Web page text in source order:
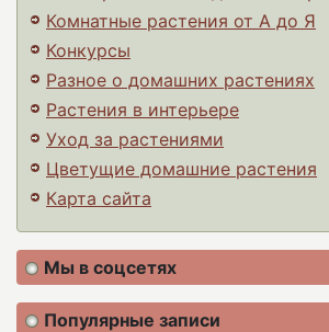
Комнатные растения от А до Я
Конкурсы
Разное о домашних растениях
Растения в интерьере
Уход за растениями
Цветущие домашние растения
Карта сайта
Мы в соцсетях
Популярные записи